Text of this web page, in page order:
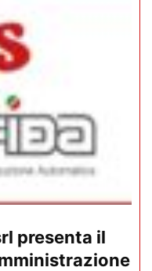
presenta il